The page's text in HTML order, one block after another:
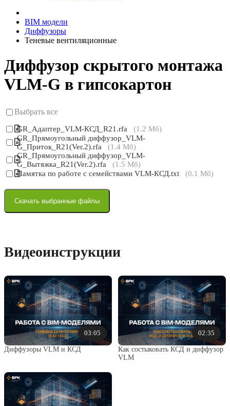
BIM модели
Диффузоры
Теневые вентиляционные
Диффузор скрытого монтажа
VLM-G в гипсокартон
Выбрать все
GR_Адаптер_VLM-КСД_R21.rfa
(1.2 Мб)
GR_Прямоугольный диффузор_VLM-
G_Приток_R21(Ver.2).rfa
(1.4 Мб)
GR_Прямоугольный диффузор_VLM-
G_Вытяжка_R21(Ver.2).rfa
(1.5 Мб)
Памятка по работе с семействами VLM-КСД.txt
(0.1 Мб)
Скачать выбранные файлы
Видеоинструкции
03:05
Диффузоры VLM и КСД
02:35
Как состыковать КСД и диффузор
VLM